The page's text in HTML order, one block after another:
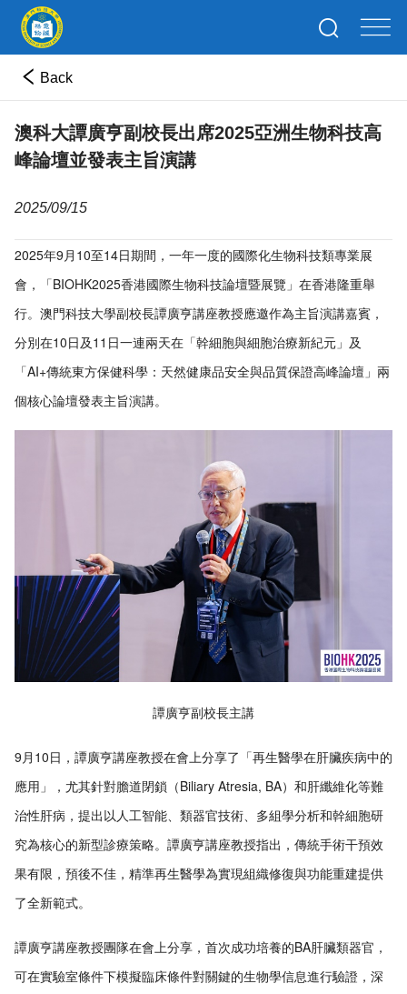
Back
澳科大譚廣亨副校長出席2025亞洲生物科技高
峰論壇並發表主旨演講
2025/09/15
2025年9月10至14日期間，一年一度的國際化生物科技類專業展
會，「BIOHK2025香港國際生物科技論壇暨展覽」在香港隆重舉
行。澳門科技大學副校長譚廣亨講座教授應邀作為主旨演講嘉賓，
分別在10日及11日一連兩天在「幹細胞與細胞治療新紀元」及
「AI+傳統東方保健科學：天然健康品安全與品質保證高峰論壇」兩
個核心論壇發表主旨演講。
譚廣亨副校長主講
9月10日，譚廣亨講座教授在會上分享了「再生醫學在肝臟疾病中的
應用」，尤其針對膽道閉鎖（Biliary Atresia, BA）和肝纖維化等難
治性肝病，提出以人工智能、類器官技術、多組學分析和幹細胞研
究為核心的新型診療策略。譚廣亨講座教授指出，傳統手術干預效
果有限，預後不佳，精準再生醫學為實現組織修復與功能重建提供
了全新範式。
譚廣亨講座教授團隊在會上分享，首次成功培養的BA肝臟類器官，
可在實驗室條件下模擬臨床條件對關鍵的生物學信息進行驗證，深